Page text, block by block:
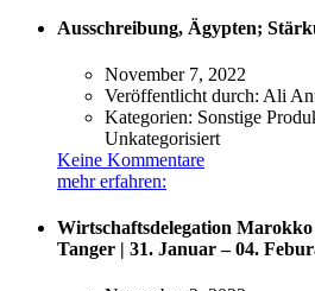
Ausschreibung, Ägypten;
November 7, 2022
Veröffentlicht durch: Ali
Kategorien: Sonstige
Unkategorisiert
Keine Kommentare
mehr erfahren:
Wirtschaftsdelegation
Tanger | 31. Januar – 04.